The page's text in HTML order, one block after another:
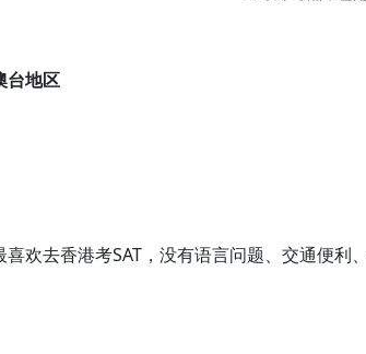
台地区
喜欢去香港考SAT，没有语言问题、交通便